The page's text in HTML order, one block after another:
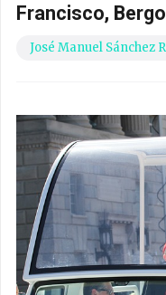
Francisco,
José Manuel Sánchez